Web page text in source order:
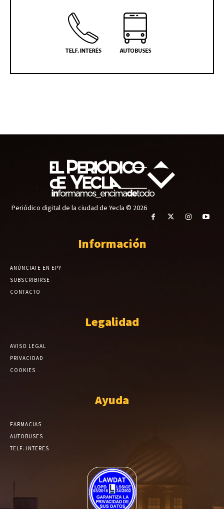
Periódico digital de la ciudad de Yecla © 2026
Información
ANÚNCIATE EN EPY
SUBSCRIBIRSE
CONTACTO
Legalidad
AVISO LEGAL
PRIVACIDAD
COOKIES
Ayuda
FARMACIAS
AUTOBUSES
TELF. INTERES